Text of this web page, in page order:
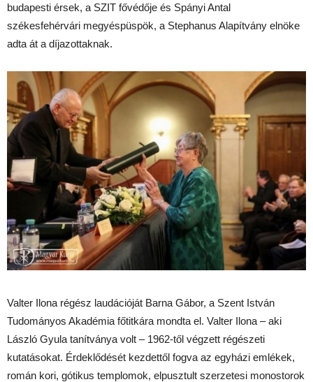
budapesti érsek, a SZIT fővédője és Spányi Antal
székesfehérvári megyéspüspök, a Stephanus Alapítvány elnöke
adta át a díjazottaknak.
Valter Ilona régész laudációját Barna Gábor, a Szent István
Tudományos Akadémia főtitkára mondta el. Valter Ilona – aki
László Gyula tanítványa volt – 1962-től végzett régészeti
kutatásokat. Érdeklődését kezdettől fogva az egyházi emlékek,
román kori, gótikus templomok, elpusztult szerzetesi monostorok